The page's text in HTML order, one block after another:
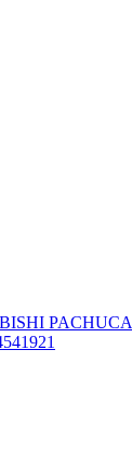
PACHUCA